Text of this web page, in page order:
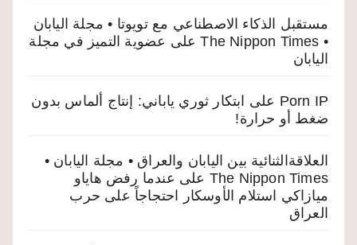
مستقبل الذكاء الاصطناعي مع تويوتا • مجلة اليابان
• The Nippon Times
على عضوية التميز في مجلة
اليابان
Porn IP على
ابتكار ثوري ياباني: إنتاج ألماس بدون
ضغط أو حرارة!
العلاقةالثنائية بين اليابان والعراق • مجلة اليابان •
The Nippon Times على عندما رفض هاياو
ميازاكي استلام الأوسكار احتجاجاً على حرب
العراق